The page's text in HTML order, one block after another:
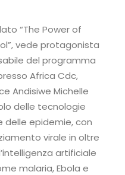
“The Power of
vede protagonista
del programma
Africa Cdc,
Andisiwe Michelle
delle tecnologie
delle epidemie, con
virale in oltre
artificiale
malaria, Ebola e